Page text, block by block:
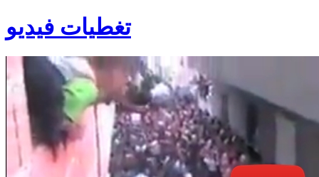
تغطيات فيديو